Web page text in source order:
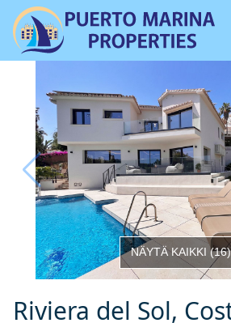
NÄYTÄ KAIKKI (16)
Riviera del Sol,